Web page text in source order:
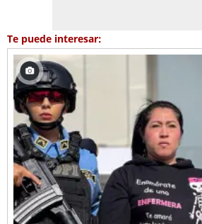
Te puede interesar: